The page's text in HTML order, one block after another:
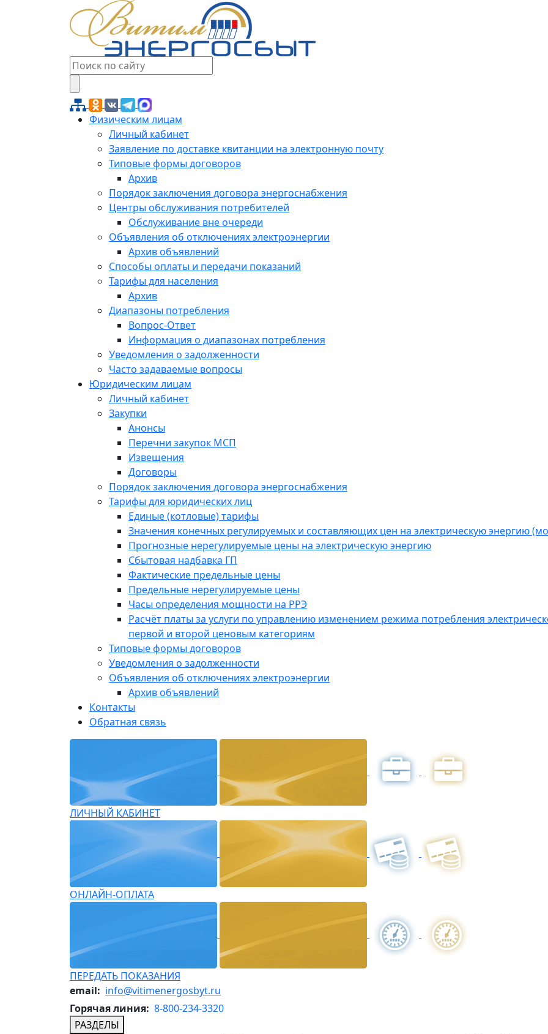
Физическим лицам
Личный кабинет
Заявление по доставке квитанции на электронную почту
Типовые формы договоров
Архив
Порядок заключения договора энергоснабжения
Центры обслуживания потребителей
Обслуживание вне очереди
Объявления об отключениях электроэнергии
Архив объявлений
Способы оплаты и передачи показаний
Тарифы для населения
Архив
Диапазоны потребления
Вопрос-Ответ
Информация о диапазонах потребления
Уведомления о задолженности
Часто задаваемые вопросы
Юридическим лицам
Личный кабинет
Закупки
Анонсы
Перечни закупок МСП
Извещения
Договоры
Порядок заключения договора энергоснабжения
Тарифы для юридических лиц
Единые (котловые) тарифы
Значения конечных регулируемых и составляющих цен на электрическую энергию
Прогнозные нерегулируемые цены на электрическую энергию
Сбытовая надбавка ГП
Фактические предельные цены
Предельные нерегулируемые цены
Часы определения мощности на РРЭ
Расчёт платы за услуги по управлению изменением режима потребления
первой и второй ценовым категориям
Типовые формы договоров
Уведомления о задолженности
Объявления об отключениях электроэнергии
Архив объявлений
Контакты
Обратная связь
ЛИЧНЫЙ КАБИНЕТ
ОНЛАЙН-ОПЛАТА
ПЕРЕДАТЬ ПОКАЗАНИЯ
email: info@vitimenergosbyt.ru
Горячая линия: 8-800-234-3320
РАЗДЕЛЫ